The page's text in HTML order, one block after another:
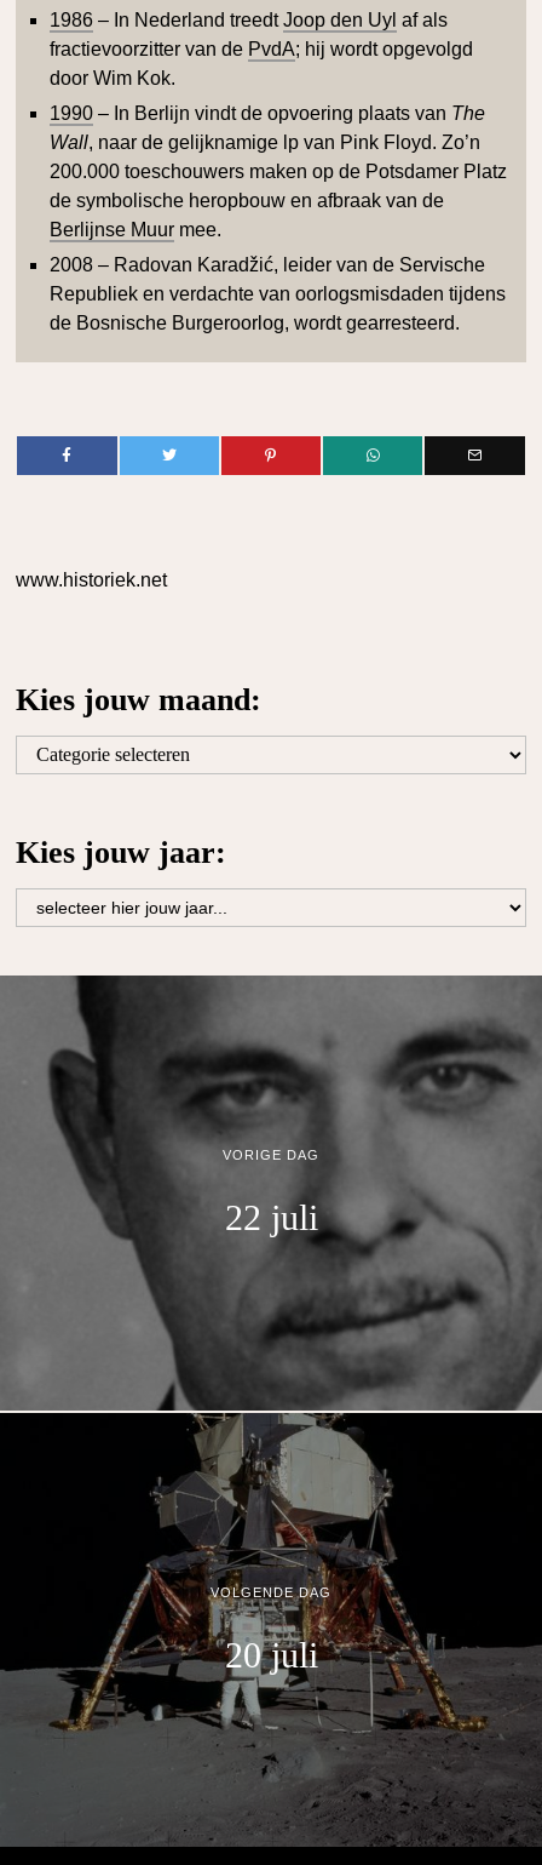
1986 – In Nederland treedtJoop den Uyl af als
fractievoorzitter van de PvdA; hij wordt opgevolgd
door Wim Kok.
1990 – In Berlijn vindt de opvoering plaats van The
Wall, naar de gelijknamige lp van Pink Floyd. Zo’n
200.000 toeschouwers maken op de Potsdamer Platz
de symbolische heropbouw en afbraak van de
Berlijnse Muur mee.
2008 – Radovan Karadžić, leider van de Servische
Republiek en verdachte van oorlogsmisdaden tijdens
de Bosnische Burgeroorlog, wordt gearresteerd.
www.historiek.net
Kies jouw maand:
Kies
Kies jouw jaar:
VORIGE DAG
22 juli
VOLGENDE DAG
20 juli